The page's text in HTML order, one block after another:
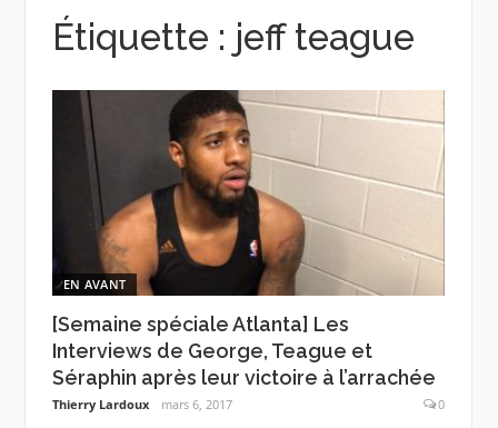
Étiquette : jeff teague
EN AVANT
[Semaine spéciale Atlanta] Les
Interviews de George, Teague et
Séraphin après leur victoire à l’arrachée
Thierry Lardoux mars 6, 2017 0